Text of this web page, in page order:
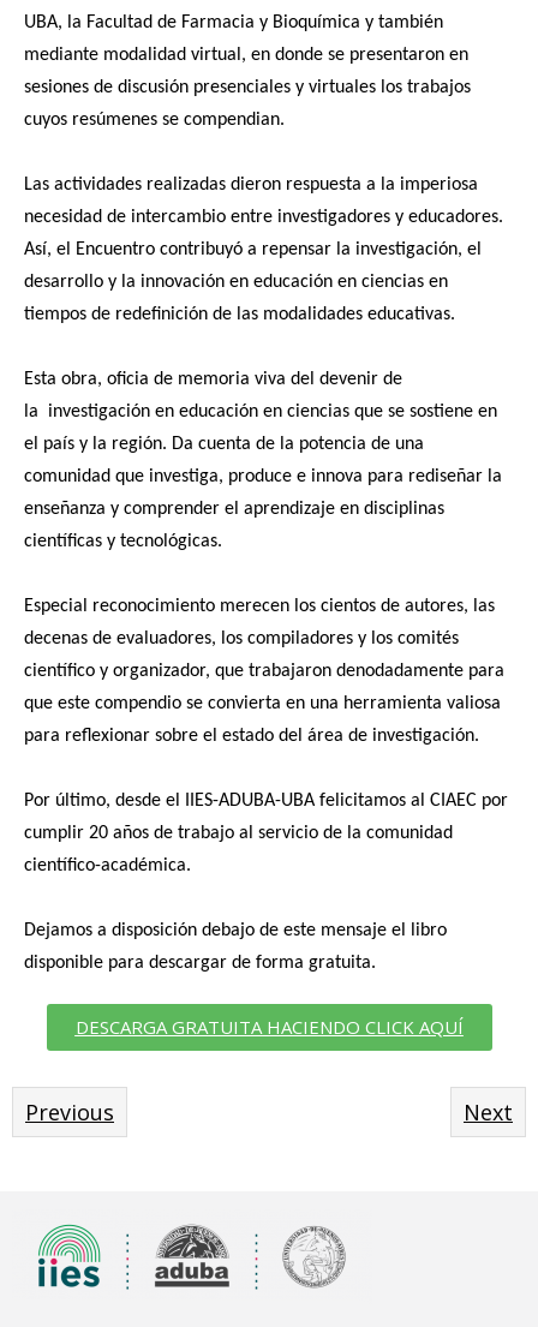
UBA, la Facultad de Farmacia y Bioquímica y también
mediante modalidad virtual, en donde se presentaron en
sesiones de discusión presenciales y virtuales los trabajos
cuyos resúmenes se compendian.
Las actividades realizadas dieron respuesta a la imperiosa
necesidad de intercambio entre investigadores y educadores.
Así, el Encuentro contribuyó a repensar la investigación, el
desarrollo y la innovación en educación en ciencias en
tiempos de redefinición de las modalidades educativas.
Esta obra, oficia de memoria viva del devenir de
la investigación en educación en ciencias que se sostiene en
el país y la región. Da cuenta de la potencia de una
comunidad que investiga, produce e innova para rediseñar la
enseñanza y comprender el aprendizaje en disciplinas
científicas y tecnológicas.
Especial reconocimiento merecen los cientos de autores, las
decenas de evaluadores, los compiladores y los comités
científico y organizador, que trabajaron denodadamente para
que este compendio se convierta en una herramienta valiosa
para reflexionar sobre el estado del área de investigación.
Por último, desde el IIES-ADUBA-UBA felicitamos al CIAEC por
cumplir 20 años de trabajo al servicio de la comunidad
científico-académica.
Dejamos a disposición debajo de este mensaje el libro
disponible para descargar de forma gratuita.
DESCARGA GRATUITA HACIENDO CLICK AQUÍ
Previous Next